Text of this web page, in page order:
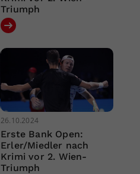
Triumph
26.10.2024
Erste Bank Open:
Erler/Miedler nach
Krimi vor 2. Wien-
Triumph